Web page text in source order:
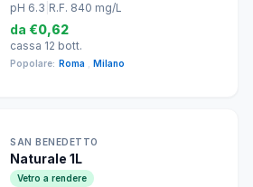
pH 6.3 R.F. 840 mg/L
da €0,62
cassa 12 bott.
Popolare: Roma Milano
SAN BENEDETTO
Naturale 1L
Vetro a rendere